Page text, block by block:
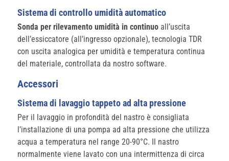
Sistema di controllo umidità automatico
Sonda per rilevamento umidità in continuo all’uscita
dell’essiccatore (all’ingresso opzionale), tecnologia TDR
con uscita analogica per umidità e temperatura continua
del materiale, controllata da nostro software.
Accessori
Sistema di lavaggio tappeto ad alta pressione
Per il lavaggio in profondità del nastro è consigliata
l’installazione di una pompa ad alta pressione che utilizza
acqua a temperatura nel range 20-90°C. Il nastro
normalmente viene lavato con una intermittenza di circa